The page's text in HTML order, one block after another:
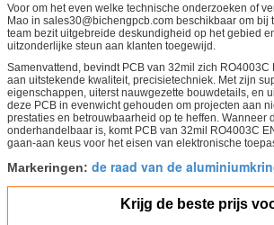
Voor om het even welke technische onderzoeken of
Mao in sales30@bichengpcb.com beschikbaar om bij
team bezit uitgebreide deskundigheid op het gebied
uitzonderlijke steun aan klanten toegewijd.
Samenvattend, bevindt PCB van 32mil zich RO4003C
aan uitstekende kwaliteit, precisietechniek. Met zijn
eigenschappen, uiterst nauwgezette bouwdetails, en
deze PCB in evenwicht gehouden om projecten aan
prestaties en betrouwbaarheid op te heffen. Wanneer
onderhandelbaar is, komt PCB van 32mil RO4003C
gaan-aan keus voor het eisen van elektronische
Markeringen: de raad van de
Krijg de beste prijs